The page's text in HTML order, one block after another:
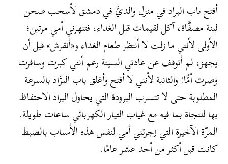
أفتح باب البراد في منزل والديَّ في دمشق لأسحب صحن
لبنة مصفَّاة، آكل لقيمات قبل الغداء، فتنهرني أمي مرتين؛
الأولى لأنني ما زلت لا أنتظر طعام الغداء و«أنقرش» قبل أن
يجهز، لم أتوقف عن عادتي السيئة رغم أنني كبرت وسافرت
وصرت أمًّا! والثانية لأنني لا أفتح وأغلق باب البرَّاد بالسرعة
المطلوبة حتى لا تتسرب البرودة التي يحاول البراد الاحتفاظ
بها للنجاة بما فيه مع غياب التيار الكهربائي ساعات طويلة.
المرّة الآخيرة التي زجرتني أمي لنفس هذه الأسباب بالضبط
كانت قبل أكثر من أحد عشر عامًا.